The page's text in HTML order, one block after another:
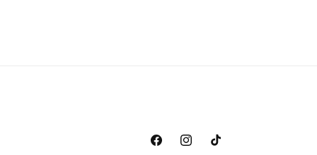
FacebookInstagramTikTok